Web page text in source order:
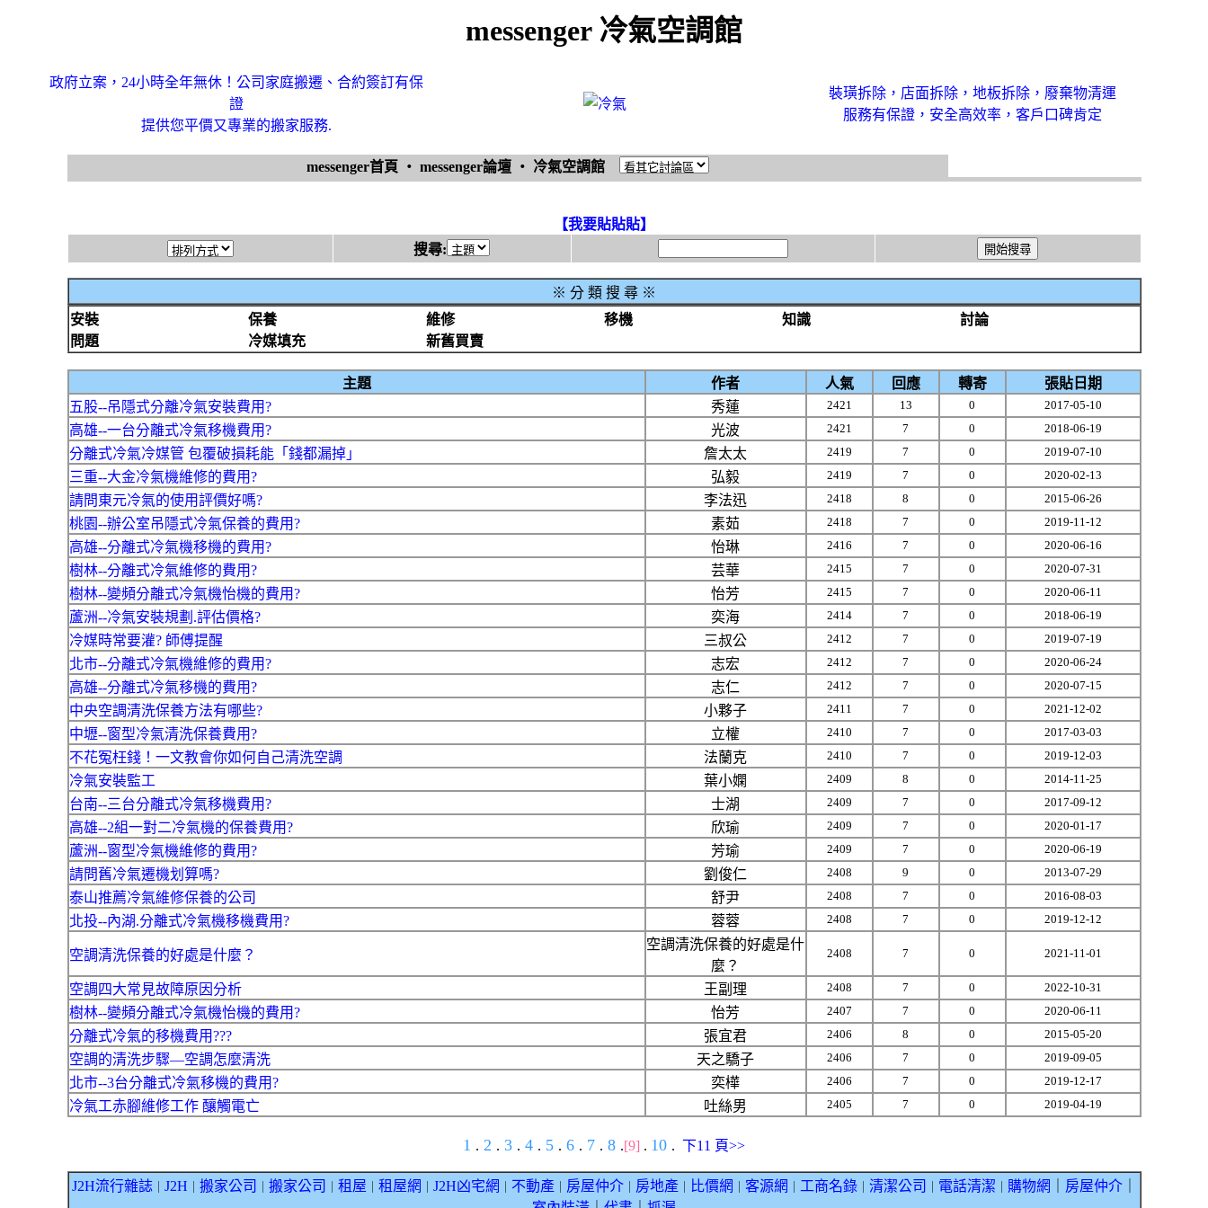
messenger 冷氣空調館
政府立案，24小時全年無休！公司家庭搬遷、合約簽訂有保
證
提供您平價又專業的搬家服務.
裝璜拆除，店面拆除，地板拆除，廢棄物清運
服務有保證，安全高效率，客戶口碑肯定
messenger首頁 ‧ messenger論壇 ‧ 冷氣空調館
【我要貼貼貼】
搜尋:
※ 分 類 搜 尋 ※
安裝
保養 維修 移機 知識
討論
問題
冷媒填充 新舊買賣
主題 作者 人氣 回應 轉寄
張貼日期
五股--吊隱式分離冷氣安裝費用?
秀蓮 2421 13 0 2017-05-10
高雄--一台分離式冷氣移機費用? 光波 2421 7 0 2018-06-19
分離式冷氣冷媒管 包覆破損耗能「錢都漏掉」 詹太太 2419 7 0 2019-07-10
三重--大金冷氣機維修的費用? 弘毅 2419 7 0 2020-02-13
請問東元冷氣的使用評價好嗎? 李法迅 2418 8 0 2015-06-26
桃園--辦公室吊隱式冷氣保養的費用? 素茹 2418 7 0 2019-11-12
高雄--分離式冷氣機移機的費用? 怡琳 2416 7 0 2020-06-16
樹林--分離式冷氣維修的費用? 芸華 2415 7 0 2020-07-31
樹林--變頻分離式冷氣機怡機的費用? 怡芳 2415 7 0 2020-06-11
蘆洲--冷氣安裝規劃.評估價格? 奕海 2414 7 0 2018-06-19
冷媒時常要灌? 師傅提醒 三叔公 2412 7 0 2019-07-19
北市--分離式冷氣機維修的費用? 志宏 2412 7 0 2020-06-24
高雄--分離式冷氣移機的費用? 志仁 2412 7 0 2020-07-15
中央空調清洗保養方法有哪些? 小夥子 2411 7 0 2021-12-02
中壢--窗型冷氣清洗保養費用? 立權 2410 7 0 2017-03-03
不花冤枉錢！一文教會你如何自己清洗空調 法蘭克 2410 7 0 2019-12-03
冷氣安裝監工 葉小嫻 2409 8 0 2014-11-25
台南--三台分離式冷氣移機費用? 士湖 2409 7 0 2017-09-12
高雄--2組一對二冷氣機的保養費用? 欣瑜 2409 7 0 2020-01-17
蘆洲--窗型冷氣機維修的費用? 芳瑜 2409 7 0 2020-06-19
請問舊冷氣遷機划算嗎? 劉俊仁 2408 9 0 2013-07-29
泰山推薦冷氣維修保養的公司 舒尹 2408 7 0 2016-08-03
北投--內湖.分離式冷氣機移機費用? 蓉蓉 2408 7 0 2019-12-12
空調清洗保養的好處是什麼？
空調清洗保養的好處是什
麼？
2408 7 0 2021-11-01
空調四大常見故障原因分析 王副理 2408 7 0 2022-10-31
樹林--變頻分離式冷氣機怡機的費用? 怡芳 2407 7 0 2020-06-11
分離式冷氣的移機費用??? 張宜君 2406 8 0 2015-05-20
空調的清洗步驟—空調怎麼清洗 天之驕子 2406 7 0 2019-09-05
北市--3台分離式冷氣移機的費用? 奕樺 2406 7 0 2019-12-17
冷氣工赤腳維修工作 釀觸電亡 吐絲男 2405 7 0 2019-04-19
1 . 2 . 3 . 4 . 5 . 6 . 7 . 8 .[9] . 10 . 下11 頁>>
J2H流行雜誌｜ J2H 搬家公司 搬家公司 租屋 租屋網 J2H凶宅網 不動產｜ 房屋仲介｜ 房地產｜ 比價網 客源網 工商名錄｜ 清潔公司 電話清潔 購物網 房屋仲介｜